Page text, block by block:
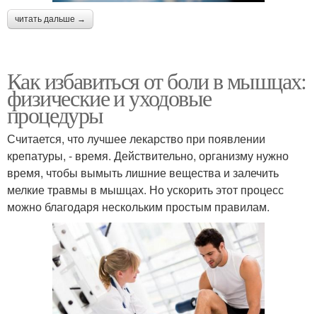
читать дальше →
Как избавиться от боли в мышцах:
физические и уходовые
процедуры
Считается, что лучшее лекарство при появлении
крепатуры, - время. Действительно, организму нужно
время, чтобы вымыть лишние вещества и залечить
мелкие травмы в мышцах. Но ускорить этот процесс
можно благодаря нескольким простым правилам.